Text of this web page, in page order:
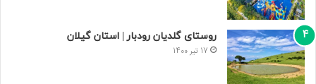
روستای گلدیان رودبار | استان گیلان
17 تیر 1400